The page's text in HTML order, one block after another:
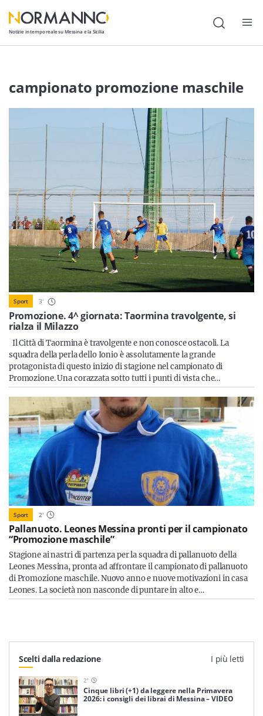
Notizie in tempo reale su Messina e la Sicilia
Attualità
Cronaca
Politica
Cultura
Lavoro
Società
Economia
Sport
Sicilia
Servizi
nostra newsletter
Iscriviti
campionato promozione maschile
Promozione. 4^ giornata: Taormina travolgente, si
rialza il Milazzo
Sport 3'
Il Città di Taormina è travolgente e non conosce ostacoli. La
squadra della perla dello Ionio è assolutamente la grande
protagonista di questo inizio di stagione nel campionato di
Promozione. Una corazzata sotto tutti i punti di vista che…
Sport 2'
Pallanuoto. Leones Messina pronti per il campionato
“Promozione maschile”
Stagione ai nastri di partenza per la squadra di pallanuoto della
Leones Messina, pronta ad affrontare il campionato di pallanuoto
di Promozione maschile. Nuovo anno e nuove motivazioni in casa
Leones. La società non nasconde di puntare in alto e…
Scelti dalla redazione I più letti
2'
Cinque libri (+1) da leggere nella Primavera
2026: i consigli dei librai di Messina – VIDEO